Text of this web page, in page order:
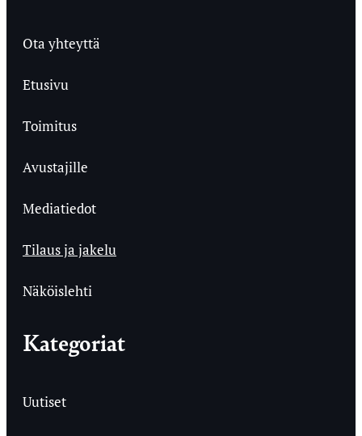
Ota yhteyttä
Etusivu
Toimitus
Avustajille
Mediatiedot
Tilaus ja jakelu
Näköislehti
Kategoriat
Uutiset